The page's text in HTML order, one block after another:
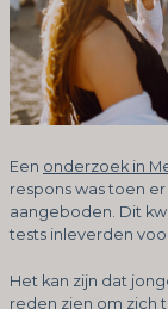
Een onderzoek in
respons was toen
aangeboden. Dit
tests inleverden
Het kan zijn dat
reden zien om zich